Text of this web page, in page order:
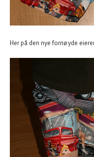
Her på den nye fornøyde